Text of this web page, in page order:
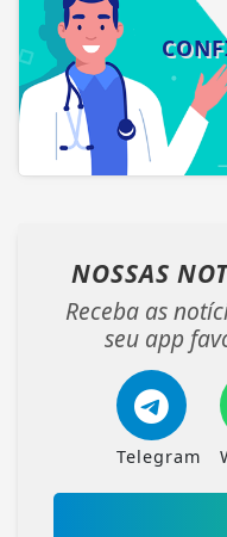
NOSSAS
Receba as
seu app
Telegram